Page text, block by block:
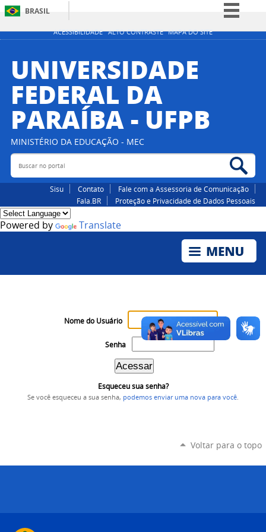
ACESSIBILIDADE ALTO CONTRASTE MAPA DO SITE
BRASIL
Simplifique!
Participe
Acesso à informação
Canais
UNIVERSIDADE
FEDERAL DA
PARAÍBA - UFPB
MINISTÉRIO DA EDUCAÇÃO - MEC
Buscar no portal
Sisu Contato
Fale com a Assessoria de Comunicação
Fala.BR
Proteção e Privacidade de Dados Pessoais
Powered by Translate
Nome do Usuário
Senha
Esqueceu sua senha?
Se você esqueceu a sua senha, podemos enviar uma nova para você
Voltar para o topo